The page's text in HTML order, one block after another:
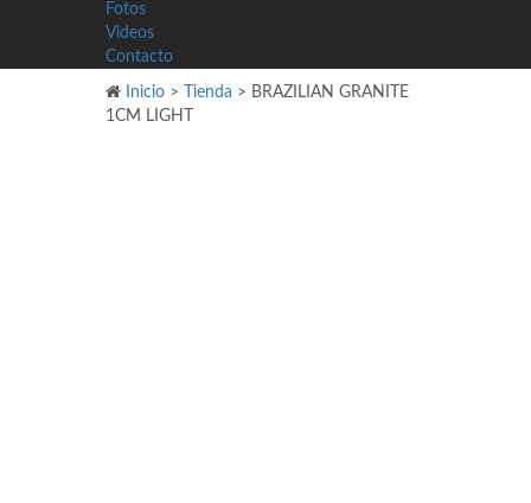
Fotos
Videos
Contacto
Inicio > Tienda > BRAZILIAN GRANITE
1CM LIGHT